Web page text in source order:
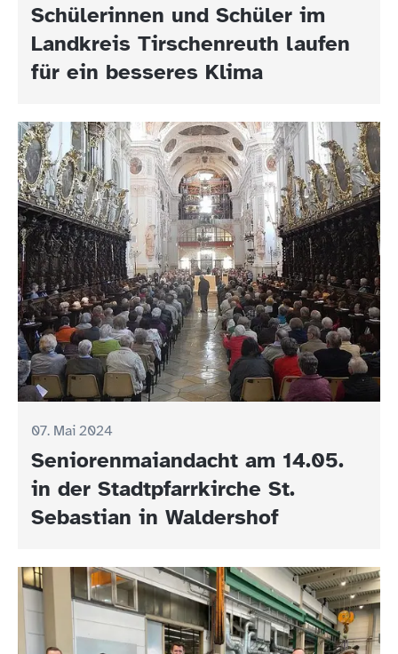
Schülerinnen und Schüler im
Landkreis Tirschenreuth laufen
für ein besseres Klima
07. Mai 2024
Seniorenmaiandacht am 14.05.
in der Stadtpfarrkirche St.
Sebastian in Waldershof